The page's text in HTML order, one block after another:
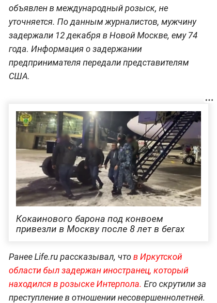
объявлен в международный розыск, не
уточняется. По данным журналистов, мужчину
задержали 12 декабря в Новой Москве, ему 74
года. Информация о задержании
предпринимателя передали представителям
США.
Кокаинового барона под конвоем
привезли в Москву после 8 лет в бегах
Ранее Life.ru рассказывал, чтов Иркутской
области был задержан иностранец, который
находился в розыске Интерпола. Его скрутили за
преступление в отношении несовершеннолетней.